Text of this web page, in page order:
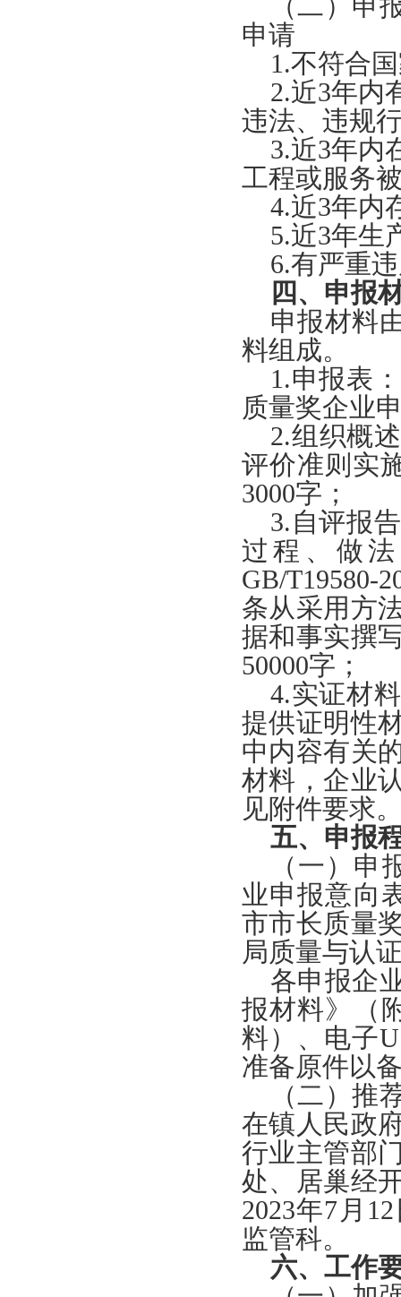
（二）申
申请
1.不符合
2.近3年内
违法、违规
3.近3年内
工程或服务
4.近3年内
5.近3年生
6.有严重
四、申报
申报材料
料组成。
1.申报表
质量奖企业
2.组织概
评价准则实
3000字；
3.自评报
过程、做
GB/T19580-
条从采用方
据和事实撰
50000字；
4.实证材
提供证明性
中内容有关
材料，企业
见附件要求
五、申报
（一）申
业申报意向
市市长质量
局质量与认
各申报企
报材料》（
料）、电子
准备原件以
（二）推
在镇人民政
行业主管部
处、居巢经
2023年7月
监管科。
六、工作